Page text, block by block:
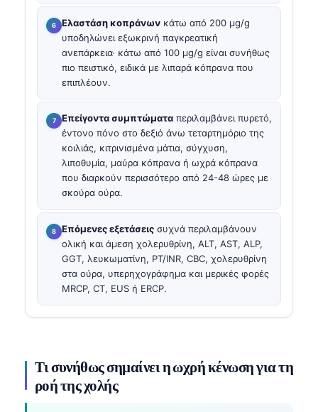
Ελαστάση κοπράνων κάτω από 200 µg/g
υποδηλώνει εξωκρινή παγκρεατική
ανεπάρκεια· κάτω από 100 µg/g είναι συνήθως
πιο πειστικό, ειδικά με λιπαρά κόπρανα που
επιπλέουν.
Επείγοντα συμπτώματα περιλαμβάνει πυρετό,
έντονο πόνο στο δεξιό άνω τεταρτημόριο της
κοιλιάς, κιτρινισμένα μάτια, σύγχυση,
λιποθυμία, μαύρα κόπρανα ή ωχρά κόπρανα
που διαρκούν περισσότερο από 24-48 ώρες με
σκούρα ούρα.
Επόμενες εξετάσεις συχνά περιλαμβάνουν
ολική και άμεση χολερυθρίνη, ALT, AST, ALP,
GGT, λευκωματίνη, PT/INR, CBC, χολερυθρίνη
στα ούρα, υπερηχογράφημα και μερικές φορές
MRCP, CT, EUS ή ERCP.
Τι συνήθως σημαίνει η ωχρή κένωση για τη
ροή της χολής